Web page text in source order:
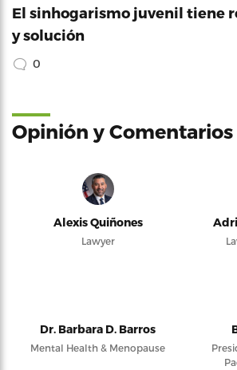
El sinhogarismo juvenil tiene
y solución
0
Opinión y Comentarios
Alexis Quiñones
Lawyer
Dr. Barbara D. Barros
Mental Health & Menopause